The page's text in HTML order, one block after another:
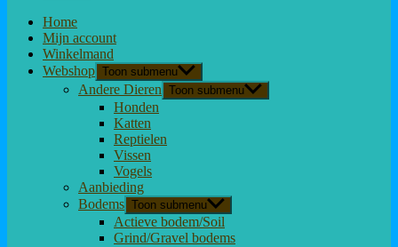
Home
Mijn account
Winkelmand
Webshop Toon submenu
Andere Dieren Toon submenu
Honden
Katten
Reptielen
Vissen
Vogels
Aanbieding
Bodems Toon submenu
Actieve bodem/Soil
Grind/Gravel bodems